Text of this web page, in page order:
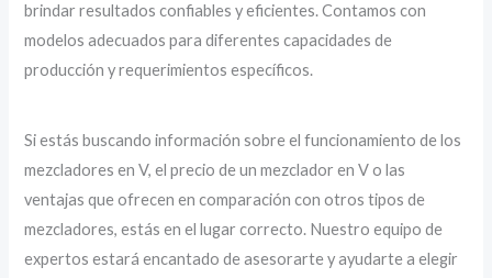
brindar resultados confiables y eficientes. Contamos con
modelos adecuados para diferentes capacidades de
producción y requerimientos específicos.
Si estás buscando información sobre el funcionamiento de los
mezcladores en V, el precio de un mezclador en V o las
ventajas que ofrecen en comparación con otros tipos de
mezcladores, estás en el lugar correcto. Nuestro equipo de
expertos estará encantado de asesorarte y ayudarte a elegir